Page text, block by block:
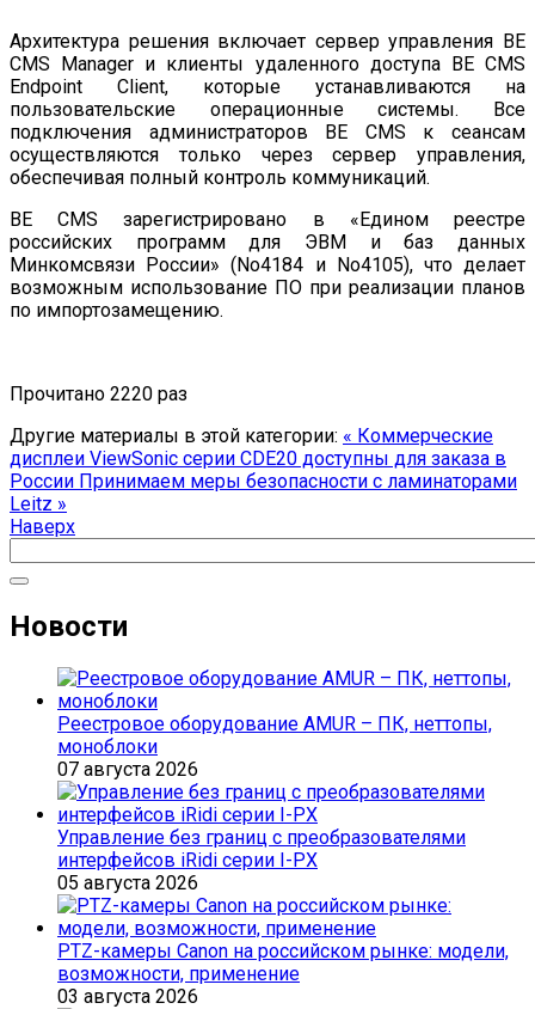
Архитектура решения включает сервер управления BE
CMS Manager и клиенты удаленного доступа BE CMS
Endpoint Client, которые устанавливаются на
пользовательские операционные системы. Все
подключения администраторов BE CMS к сеансам
осуществляются только через сервер управления,
обеспечивая полный контроль коммуникаций.
BE CMS зарегистрировано в «Едином реестре
российских программ для ЭВМ и баз данных
Минкомсвязи России» (No4184 и No4105), что делает
возможным использование ПО при реализации планов
по импортозамещению.
Прочитано 2220 раз
Другие материалы в этой категории: « Коммерческие
дисплеи ViewSonic серии CDE20 доступны для заказа в
России Принимаем меры безопасности с ламинаторами
Leitz »
Наверх
Новости
Реестровое оборудование AMUR – ПК, неттопы,
моноблоки
07 августа 2026
Управление без границ с преобразователями
интерфейсов iRidi серии I-PX
05 августа 2026
PTZ-камеры Canon на российском рынке: модели,
возможности, применение
03 августа 2026